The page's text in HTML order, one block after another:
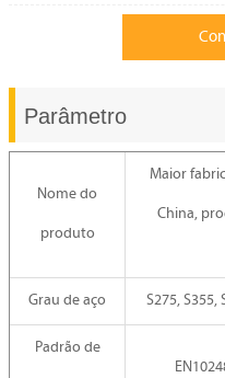
Parâmetro
Nome do
produto
Maior
China,
Grau de aço S275, S355,
Padrão de